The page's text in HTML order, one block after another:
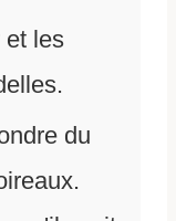
et les
du